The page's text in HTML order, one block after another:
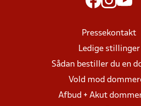
Pressekontakt
Ledige stillinger
Sådan bestiller du en
Vold mod
Afbud + Akut